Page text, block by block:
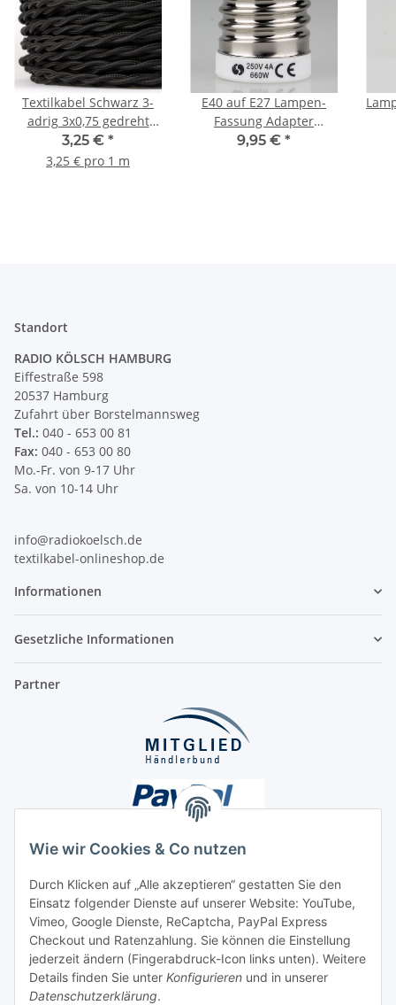
Wie wir Cookies & Co nutzen
Durch Klicken auf „Alle akzeptieren“ gestatten Sie den
Einsatz folgender Dienste auf unserer Website: YouTube,
Vimeo, Google Dienste, ReCaptcha, PayPal Express
Checkout und Ratenzahlung. Sie können die Einstellung
jederzeit ändern (Fingerabdruck-Icon links unten). Weitere
Details finden Sie unter Konfigurieren und in unserer
Datenschutzerklärung.
Textilkabel Schwarz 3-
adrig 3x0,75 gedreht
verseilt
3,25 € *
3,25 € pro 1 m
E40 auf E27 Lampen-
Fassung Adapter
Keramik für alte
9,95 € *
Standort
RADIO KÖLSCH HAMBURG
Eiffestraße 598
20537 Hamburg
Zufahrt über Borstelmannsweg
Tel.: 040 - 653 00 81
Fax: 040 - 653 00 80
Mo.-Fr. von 9-17 Uhr
Sa. von 10-14 Uhr
info@radiokoelsch.de
textilkabel-onlineshop.de
Informationen
Gesetzliche Informationen
Partner
Unsere Seiten
Social Media